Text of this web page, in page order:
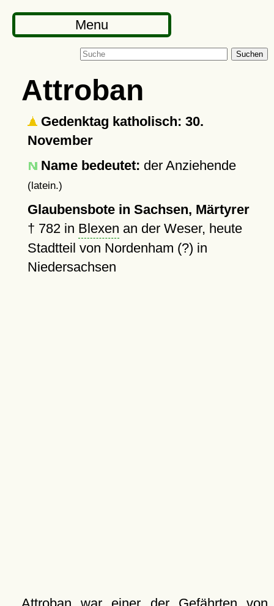
Menu
Suchen
Attroban
Gedenktag katholisch: 30.
November
Name bedeutet: der Anziehende
(latein.)
Glaubensbote in Sachsen, Märtyrer
† 782in Blexen an der Weser, heute
Stadtteil von Nordenham (?) in
Niedersachsen